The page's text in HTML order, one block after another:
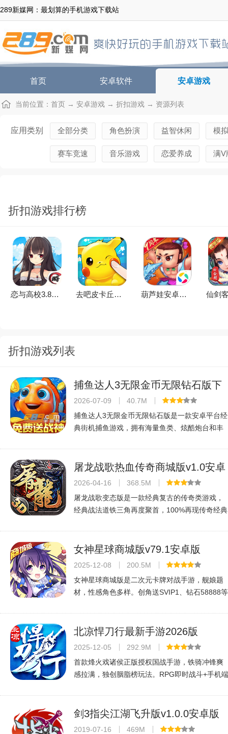
289新媒网：最划算的手机游戏下载站
首页 安卓软件 安卓游戏
当前位置： 首页 → 安卓游戏 → 折扣游戏 → 资源列表
应用类别 全部分类 角色扮演 益智休闲 模
赛车竞速 音乐游戏 恋爱养成 满V
折扣游戏排行榜
恋与高校3.8折扣版v1.0 去吧皮卡丘无限版v6.0.0安卓版 葫芦娃安卓应用宝版v5.0.40安卓版
折扣游戏列表
捕鱼达人3无限金币无限钻石版下
载免费版v1.21免内购
2026-07-09
40.7M
捕鱼达人3无限金币无限钻石版是一款安卓平台经
典街机捕鱼游戏，拥有海量鱼类、炫酷炮台和丰
屠龙战歌热血传奇商城版v1.0安卓
版
2026-04-16
368.5M
屠龙战歌变态版是一款经典复古的传奇类游戏，
经典战法道铁三角再度聚首，100%再现传奇经典
式，红名爆装，千人攻城完美再现，游戏
女神星球商城版v79.1安卓版
2025-12-08
200.5M
女神星球商城版是二次元卡牌对战手游，舰娘题
材，性感角色多样。创角送SVIP1、钻石58888等
斗，千种阵容搭配，画风精美，畅玩无
北凉悍刀行最新手游2026版
v1.98.2.003最新版
2025-12-05
292.9M
首款烽火戏诸侯正版授权国战手游，铁骑冲锋爽
感拉满，独创胭脂榜玩法。RPG即时战斗+手机端
体，装备淬炼等多途径提升战力，开
剑3指尖江湖飞升版v1.0.0安卓版
2019-07-16
469M